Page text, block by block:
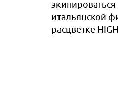
итальянской
расцветке